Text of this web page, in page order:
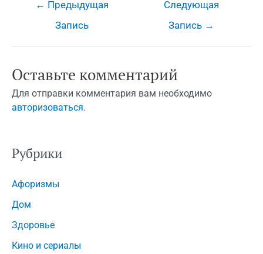
← Предыдущая
Запись
Следующая
Запись →
Оставьте комментарий
Для отправки комментария вам необходимо
авторизоваться.
Рубрики
Афоризмы
Дом
Здоровье
Кино и сериалы